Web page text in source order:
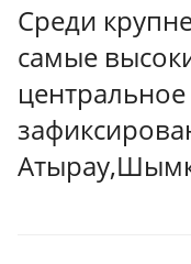
Среди
самые